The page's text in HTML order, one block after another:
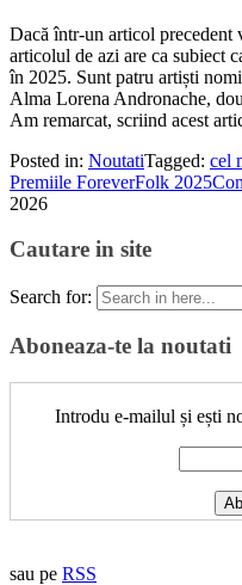
Dacă într-un articol precedent
articolul de azi are ca subiect
în 2025. Sunt patru artiști
Alma Lorena Andronache,
Am remarcat, scriind acest
Posted in: NoutatiTagged: cel
Premiile ForeverFolk 2025
2026
Cautare in site
Search for:
Aboneaza-te la noutati
Introdu e-mailul și ești
sau pe RSS